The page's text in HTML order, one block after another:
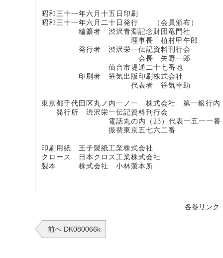
昭和三十一年六月十五日印刷
昭和三十一年六月二十日発行 （会員頒布）
編纂者 渋沢青淵記念財団竜門社
理事長 植村甲午郎
発行者 渋沢栄一伝記資料刊行会
会長 矢野一郎
仙台市堤通二十七番地
印刷者 笹気出版印刷株式会社
代表者 笹気幸助
東京都千代田区丸ノ内一ノ一 株式会社 第一銀行内
発行所 渋沢栄一伝記資料刊行会
電話丸の内（23）代表一五一一番
振替東京五七六二番
印刷用紙 王子製紙工業株式会社
クロース 日本クロス工業株式会社
製本 株式会社 小林製本所
各巻リンク
前へ DK080066k